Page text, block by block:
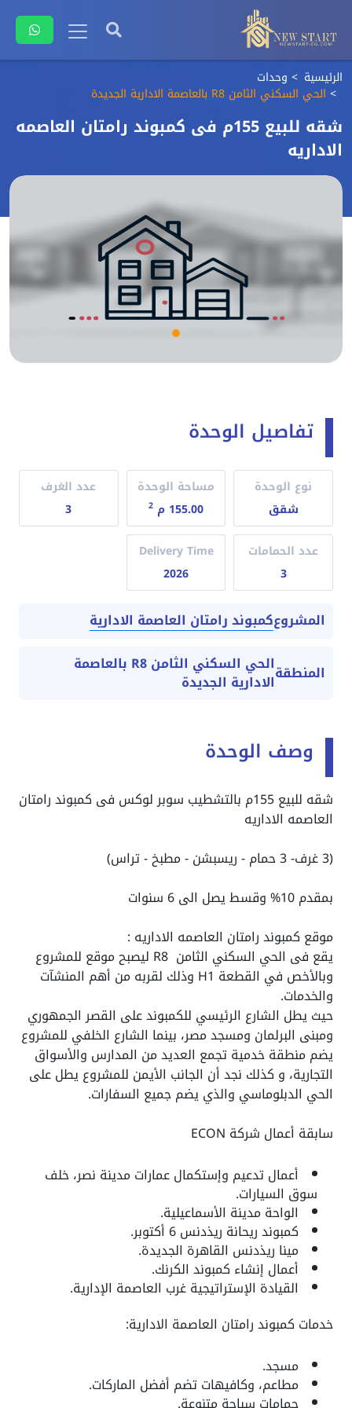
الرئيسية وحدات
الحي السكني الثامن R8 بالعاصمة الادارية الجديدة
شقه للبيع 155م فى كمبوند رامتان العاصمه
الاداريه
تفاصيل الوحدة
نوع الوحدة
شقق
مساحة الوحدة
155.00 م
2
عدد الغرف
3
عدد الحمامات
3
Delivery Time
2026
المشروعكمبوند رامتان العاصمة الادارية
المنطقة الحي السكني الثامن R8 بالعاصمة
الادارية الجديدة
وصف الوحدة
شقه للبيع 155م بالتشطيب سوبر لوكس فى كمبوند رامتان
العاصمه الاداريه
(3 غرف- 3 حمام - ريسبشن - مطبخ - تراس)
بمقدم 10% وقسط يصل الى 6 سنوات
موقع كمبوند رامتان العاصمه الاداريه :
يقع فى الحي السكني الثامن R8 ليصبح موقع للمشروع
وبالأخص في القطعة H1 وذلك لقربه من أهم المنشآت
والخدمات.
حيث يطل الشارع الرئيسي للكمبوند على القصر الجمهوري
ومبنى البرلمان ومسجد مصر، بينما الشارع الخلفي للمشروع
يضم منطقة خدمية تجمع العديد من المدارس والأسواق
التجارية، و كذلك نجد أن الجانب الأيمن للمشروع يطل على
الحي الدبلوماسي والذي يضم جميع السفارات.
سابقة أعمال شركة ECON
أعمال تدعيم وإستكمال عمارات مدينة نصر، خلف
سوق السيارات.
الواحة مدينة الأسماعيلية.
كمبوند ريحانة ريذدنس 6 أكتوبر.
مينا ريذدنس القاهرة الجديدة.
أعمال إنشاء كمبوند الكرنك.
القيادة الإستراتيجية غرب العاصمة الإدارية.
خدمات كمبوند رامتان العاصمة الادارية:
مسجد.
مطاعم، وكافيهات تضم أفضل الماركات.